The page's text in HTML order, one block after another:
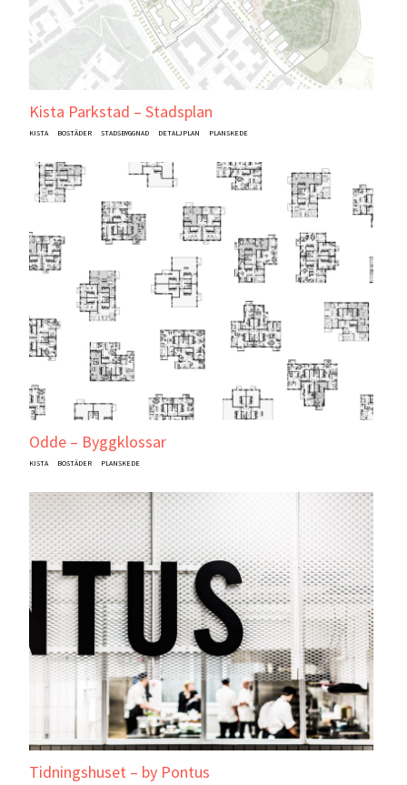
Kista Parkstad – Stadsplan
KISTA BOSTÄDER STADSBYGGNAD DETALJPLAN PLANSKEDE
Odde – Byggklossar
KISTA BOSTÄDER PLANSKEDE
Tidningshuset – by Pontus